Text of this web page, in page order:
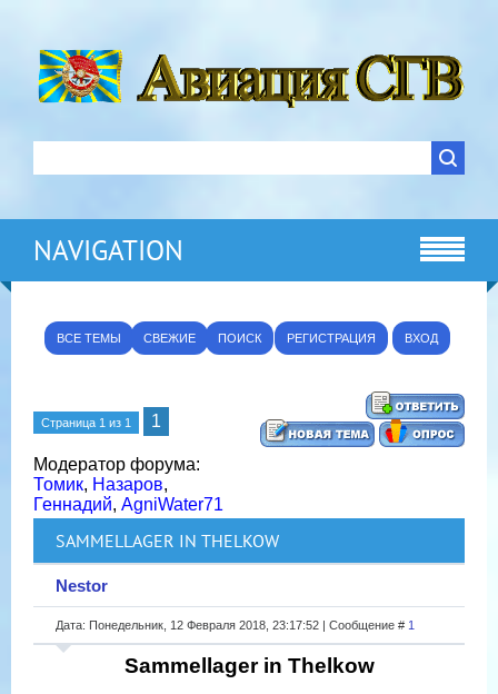
NAVIGATION
ВСЕ ТЕМЫ СВЕЖИЕ ПОИСК РЕГИСТРАЦИЯ ВХОД
Страница 1 из 1 1
Модератор форума:
Томик, Назаров,
Геннадий, AgniWater71
SAMMELLAGER IN THELKOW
Nestor
Дата: Понедельник, 12 Февраля 2018, 23:17:52 | Сообщение # 1
Sammellager in Thelkow